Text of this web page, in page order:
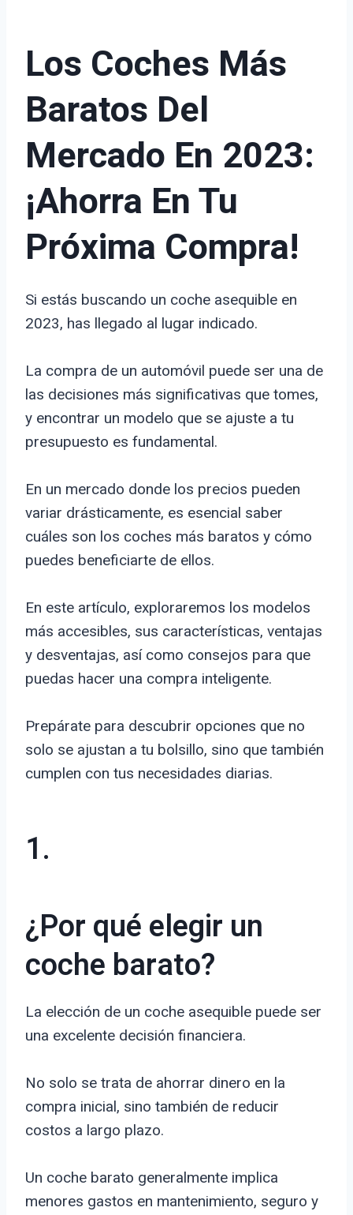
Los Coches Más
Baratos Del
Mercado En 2023:
¡Ahorra En Tu
Próxima Compra!
Si estás buscando un coche asequible en
2023, has llegado al lugar indicado.
La compra de un automóvil puede ser una de
las decisiones más significativas que tomes,
y encontrar un modelo que se ajuste a tu
presupuesto es fundamental.
En un mercado donde los precios pueden
variar drásticamente, es esencial saber
cuáles son los coches más baratos y cómo
puedes beneficiarte de ellos.
En este artículo, exploraremos los modelos
más accesibles, sus características, ventajas
y desventajas, así como consejos para que
puedas hacer una compra inteligente.
Prepárate para descubrir opciones que no
solo se ajustan a tu bolsillo, sino que también
cumplen con tus necesidades diarias.
1.
¿Por qué elegir un
coche barato?
La elección de un coche asequible puede ser
una excelente decisión financiera.
No solo se trata de ahorrar dinero en la
compra inicial, sino también de reducir
costos a largo plazo.
Un coche barato generalmente implica
menores gastos en mantenimiento, seguro y